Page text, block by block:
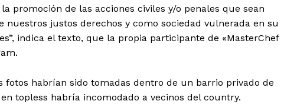
promoción de las acciones civiles y/o penales que sean
justos derechos y como sociedad vulnerada en su
indica el texto, que la propia participante de «MasterChef
fotos habrían sido tomadas dentro de un barrio privado de
topless habría incomodado a vecinos del country.